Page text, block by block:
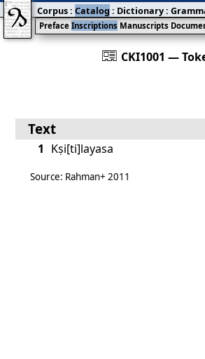
󰀀 CKI1001 —
Preface Inscriptions Manuscripts
Corpus: Catalog : Dictionary: